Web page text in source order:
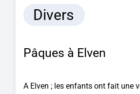
Divers
Pâques à Elven
A Elven ; les enfants ont fait une